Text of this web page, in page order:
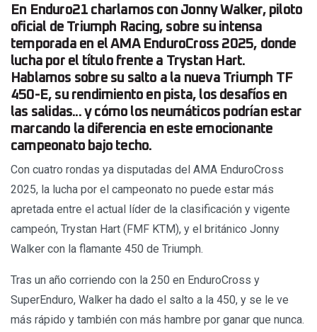
En Enduro21 charlamos con Jonny Walker, piloto
oficial de Triumph Racing, sobre su intensa
temporada en el AMA EnduroCross 2025, donde
lucha por el título frente a Trystan Hart.
Hablamos sobre su salto a la nueva Triumph TF
450-E, su rendimiento en pista, los desafíos en
las salidas... y cómo los neumáticos podrían estar
marcando la diferencia en este emocionante
campeonato bajo techo.
Con cuatro rondas ya disputadas del AMA EnduroCross
2025, la lucha por el campeonato no puede estar más
apretada entre el actual líder de la clasificación y vigente
campeón, Trystan Hart (FMF KTM), y el británico Jonny
Walker con la flamante 450 de Triumph.
Tras un año corriendo con la 250 en EnduroCross y
SuperEnduro, Walker ha dado el salto a la 450, y se le ve
más rápido y también con más hambre por ganar que nunca.